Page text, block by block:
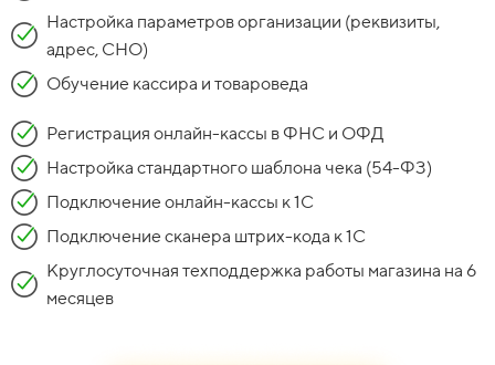
Настройка параметров организации (реквизиты,
адрес, СНО)
Обучение кассира и товароведа
Регистрация онлайн-кассы в ФНС и ОФД
Настройка стандартного шаблона чека (54-ФЗ)
Подключение онлайн-кассы к 1С
Подключение сканера штрих-кода к 1С
Круглосуточная техподдержка работы магазина на 6
месяцев